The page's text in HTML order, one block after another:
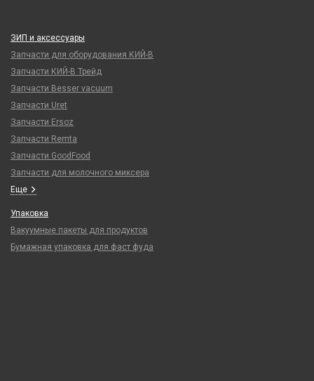
ЗИП и аксессуары
Запчасти для оборудования КИЙ-В
Запчасти КИЙ-В Трейд
Запчасти Besser vacuum
Запчасти Uret
Запчасти Ersoz
Запчасти Remta
Запчасти GoodFood
Запчасти для молочного миксера
Еще
Упаковка
Вакуумные пакеты для продуктов
Бумажная упаковка для фаст фуда